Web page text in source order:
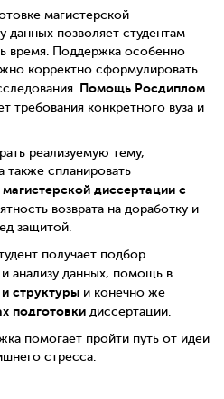
магистерской
данных позволяет студентам
время. Поддержка особенно
корректно сформулировать
Помощь Росдиплом
требования конкретного вуза и
реализуемую тему,
также спланировать
диссертации с
возврата на доработку и
защитой.
получает подбор
анализу данных, помощь в
структуры и конечно же
подготовки диссертации.
помогает пройти путь от идеи
стресса.